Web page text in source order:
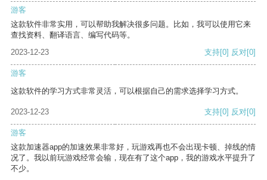
游客
这款软件非常实用，可以帮助我解决很多问题。比如，我可以使用它来
查找资料、翻译语言、编写代码等。
2023-12-23
支持[0] 反对[0]
游客
这款软件的学习方式非常灵活，可以根据自己的需求选择学习方式。
2023-12-23 支持[0] 反对[0]
游客
这款加速器app的加速效果非常好，玩游戏再也不会出现卡顿、掉线的情
况了。我以前玩游戏经常会输，现在有了这个app，我的游戏水平提升了
不少。